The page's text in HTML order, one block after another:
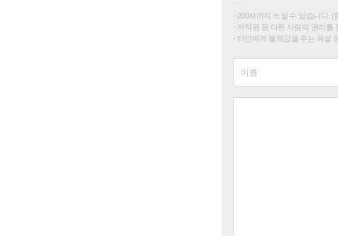
200자까지 쓰실 수 있습니다. (
저작권 등 다른 사람의 권리를
타인에게 불쾌감을 주는 욕설